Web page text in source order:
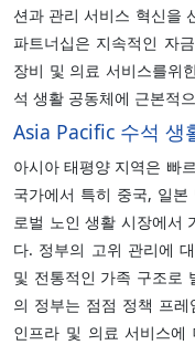
션과 관리 서비스 혁신을
파트너십은 지속적인 자
장비 및 의료 서비스를위
석 생활 공동체에 근본적
Asia Pacific 수석 생
아시아 태평양 지역은 빠
국가에서 특히 중국, 일
로벌 노인 생활 시장에서
다. 정부의 고위 관리에
및 전통적인 가족 구조로
의 정부는 점점 정책 프
인프라 및 의료 서비스